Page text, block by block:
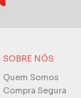
SOBRE NÓS
Quem Somos
Compra Segura